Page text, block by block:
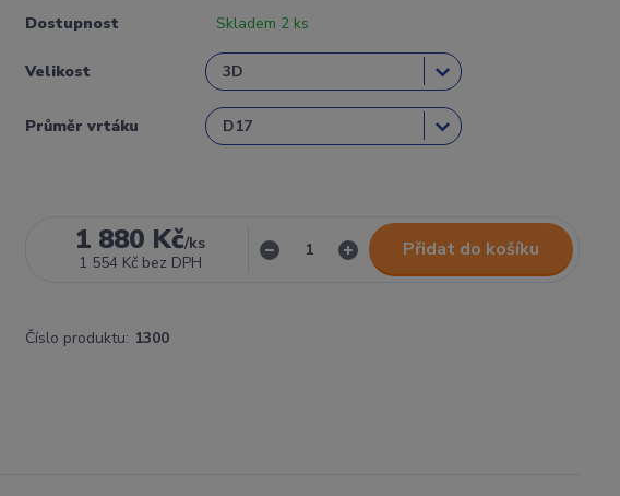
Dostupnost Skladem 2 ks
Velikost
Průměr vrtáku
1 880 Kč/ks
1 554 Kč bez DPH
Přidat do košíku
Číslo produktu: 1300